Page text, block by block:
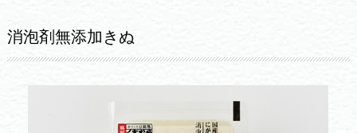
消泡剤無添加きぬ